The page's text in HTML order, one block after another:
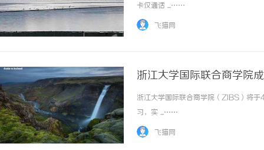
卡仅通话 ...……
飞猫网
浙江大学国际联合商学院
浙江大学国际联合商学院（ZIBS）将
习，实 ...……
飞猫网